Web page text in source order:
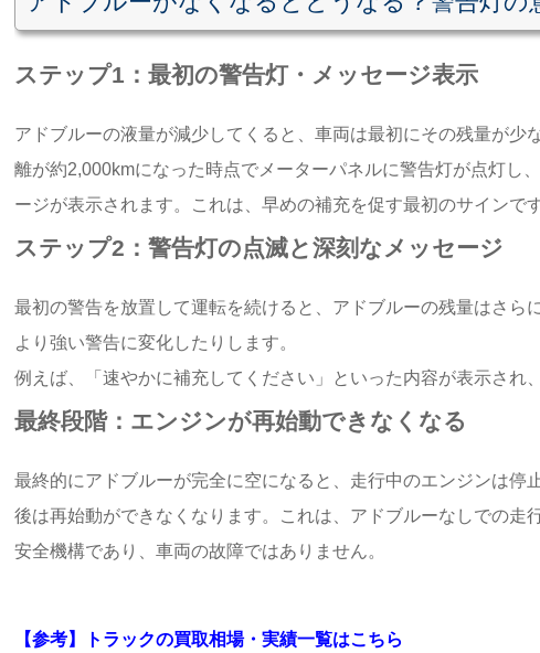
ステップ1：最初の警告灯・メッセージ表示
アドブルーの液量が減少してくると、車両は最初にその残量が少
離が約2,000kmになった時点でメーターパネルに警告灯が点灯し
ージが表示されます。これは、早めの補充を促す最初のサインです
ステップ2：警告灯の点滅と深刻なメッセージ
最初の警告を放置して運転を続けると、アドブルーの残量はさら
より強い警告に変化したりします。
例えば、「速やかに補充してください」といった内容が表示され
最終段階：エンジンが再始動できなくなる
最終的にアドブルーが完全に空になると、走行中のエンジンは停
後は再始動ができなくなります。これは、アドブルーなしでの走
安全機構であり、車両の故障ではありません。
【参考】トラックの買取相場・実績一覧はこちら